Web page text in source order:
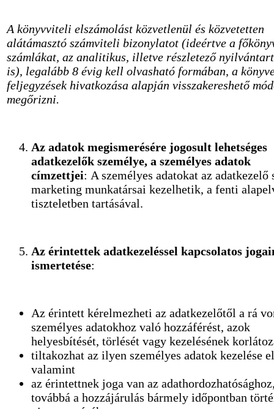
A könyvviteli elszámolást közvetlenül és közvetetten
alátámasztó számviteli bizonylatot (ideértve a
számlákat, az analitikus, illetve részletező
is), legalább 8 évig kell olvasható formában, a
feljegyzések hivatkozása alapján visszakereshető
megőrizni.
Az adatok megismerésére jogosult lehetséges
adatkezelők személye, a személyes adatok
címzettjei: A személyes adatokat az adatkezelő
marketing munkatársai kezelhetik, a fenti
tiszteletben tartásával.
Az érintettek adatkezeléssel kapcsolatos
ismertetése:
Az érintett kérelmezheti az adatkezelőtől a rá
személyes adatokhoz való hozzáférést, azok
helyesbítését, törlését vagy kezelésének
tiltakozhat az ilyen személyes adatok kezelése
valamint
az érintettnek joga van az
továbbá a hozzájárulás bármely időpontban